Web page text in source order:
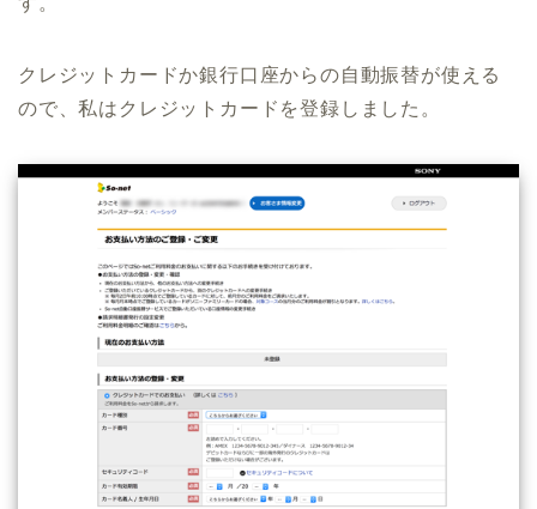
クレジットカードか銀行口座からの自動振替が使える
ので、私はクレジットカードを登録しました。